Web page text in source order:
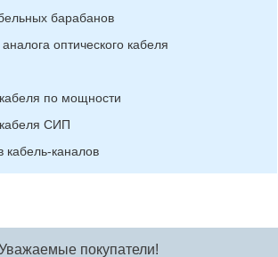
барабанов
оптического кабеля
по мощности
СИП
кабель-каналов
покупатели!